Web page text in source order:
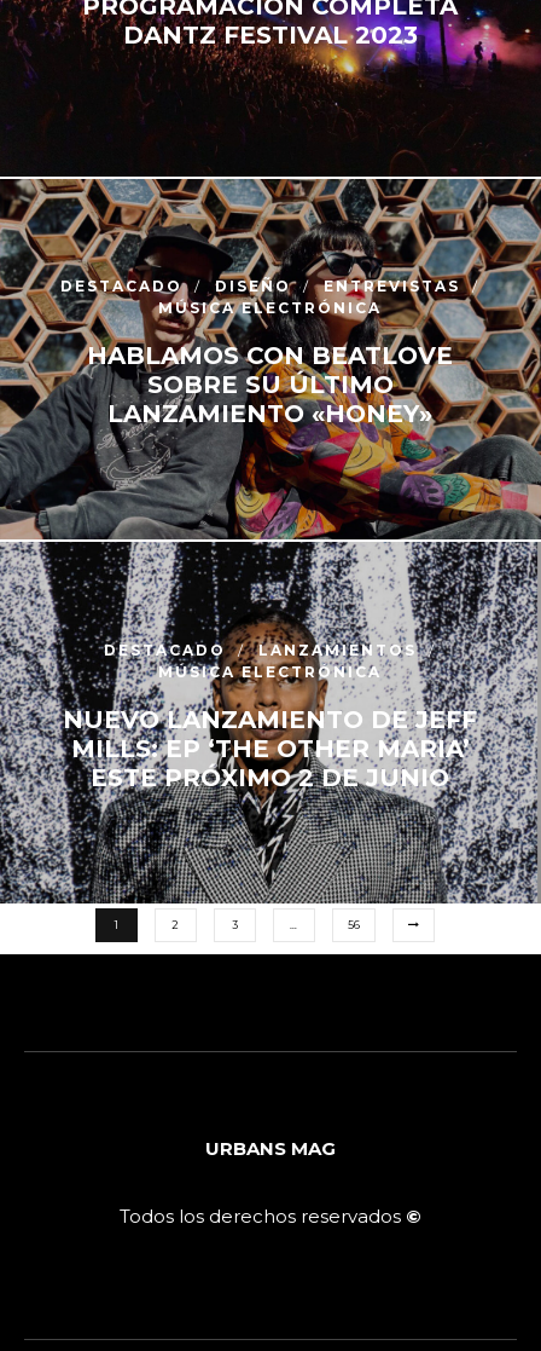
DANTZ FESTIVAL 2023
DESTACADO DISEÑO
ENTREVISTAS
MÚSICA ELECTRÓNICA
HABLAMOS CON BEATLOVE
SOBRE SU ÚLTIMO
LANZAMIENTO «HONEY»
DESTACADO
LANZAMIENTOS
MÚSICA ELECTRÓNICA
NUEVO LANZAMIENTO DE JEFF
MILLS: EP ‘THE OTHER MARIA’
ESTE PRÓXIMO 2 DE JUNIO
1 2 3 56
URBANS MAG
Todos los derechos reservados ©